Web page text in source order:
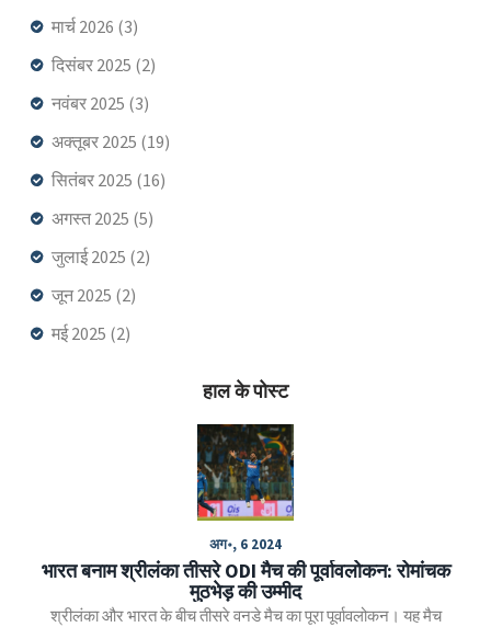
मार्च 2026 (3)
दिसंबर 2025 (2)
नवंबर 2025 (3)
अक्तूबर 2025 (19)
सितंबर 2025 (16)
अगस्त 2025 (5)
जुलाई 2025 (2)
जून 2025 (2)
मई 2025 (2)
हाल के पोस्ट
अग॰, 6 2024
भारत बनाम श्रीलंका तीसरे ODI मैच की पूर्वावलोकन: रोमांचक
मुठभेड़ की उम्मीद
श्रीलंका और भारत के बीच तीसरे वनडे मैच का पूरा पूर्वावलोकन। यह मैच